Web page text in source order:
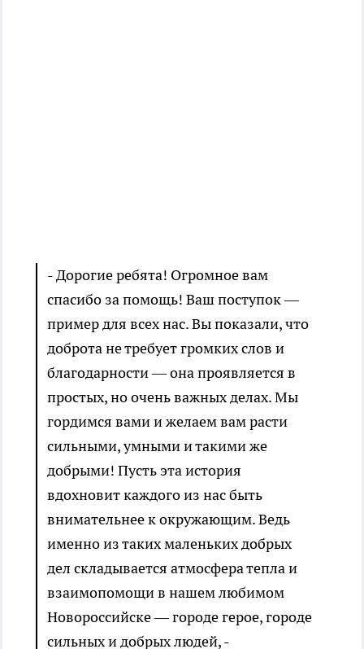
- Дорогие ребята! Огромное вам
спасибо за помощь! Ваш поступок —
пример для всех нас. Вы показали, что
доброта не требует громких слов и
благодарности — она проявляется в
простых, но очень важных делах. Мы
гордимся вами и желаем вам расти
сильными, умными и такими же
добрыми! Пусть эта история
вдохновит каждого из нас быть
внимательнее к окружающим. Ведь
именно из таких маленьких добрых
дел складывается атмосфера тепла и
взаимопомощи в нашем любимом
Новороссийске — городе герое, городе
сильных и добрых людей, -